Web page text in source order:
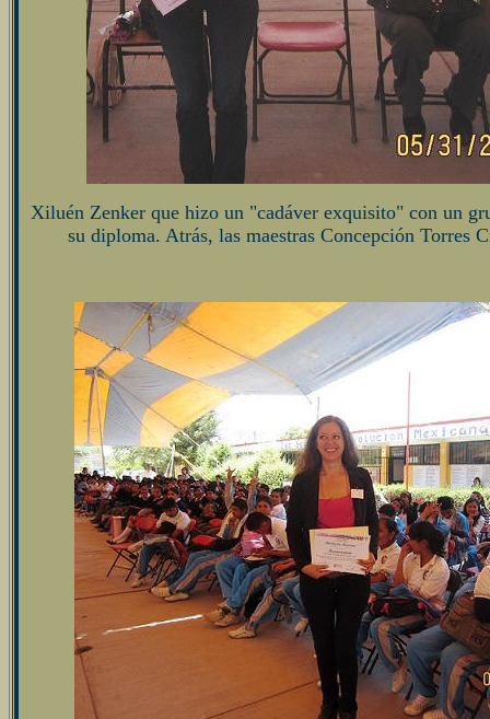
Xiluén Zenker que hizo un "cadáver exquisito" con un
su diploma. Atrás, las maestras Concepción Torres